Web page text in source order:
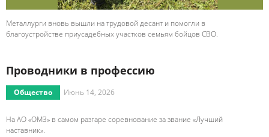
Металлурги вновь вышли на трудовой десант и помогли в
благоустройстве приусадебных участков семьям бойцов СВО.
Проводники в профессию
Общество Июнь 14, 2026
На АО «ОМЗ» в самом разгаре соревнование за звание «Лучший
наставник».